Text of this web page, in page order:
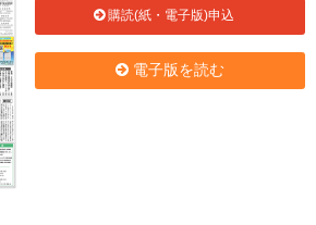
購読(紙・電子版)申込
電子版を読む